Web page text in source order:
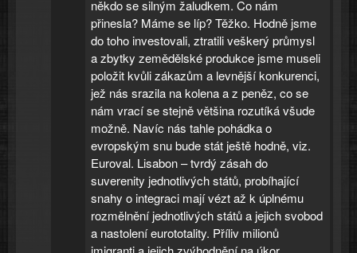
někdo se silným žaludkem. Co nám
přinesla? Máme se líp? Těžko. Hodně jsme
do toho investovali, ztratili veškerý průmysl
a zbytky zemědělské produkce jsme museli
položit kvůli zákazům a levnější konkurenci,
jež nás srazila na kolena a z peněz, co se
nám vrací se stejně většina rozutíká všude
možně. Navíc nás tahle pohádka o
evropským snu bude stát ještě hodně, viz.
Euroval. Lisabon – tvrdý zásah do
suverenity jednotlivých států, probíhající
snahy o integraci mají vézt až k úplnému
rozmělnění jednotlivých států a jejich svobod
a nastolení eurototality. Příliv milionů